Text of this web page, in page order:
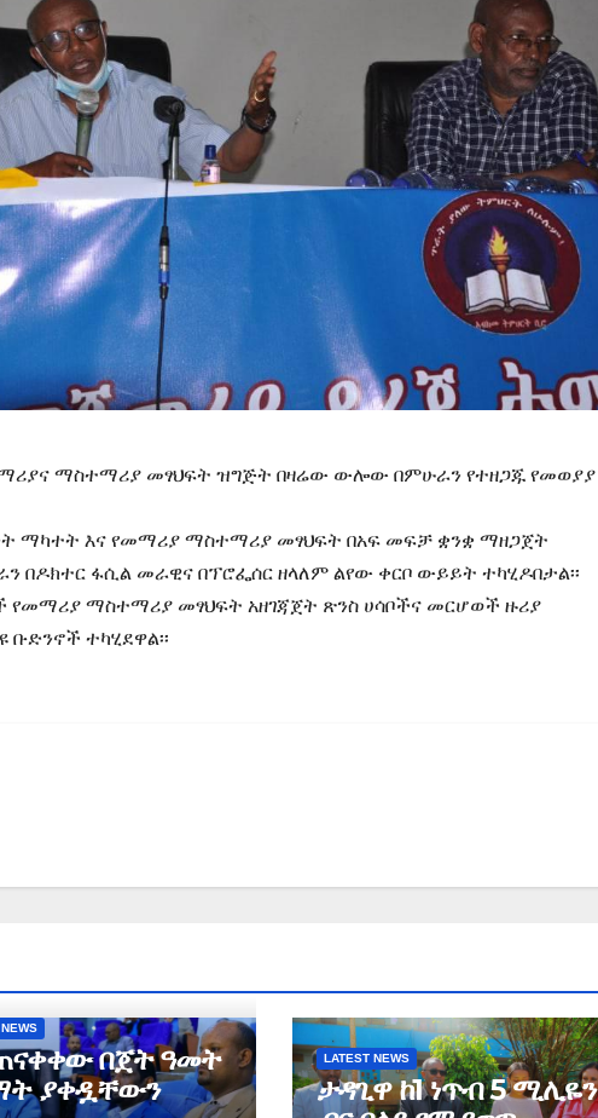
ማስተማሪያ መፃህፍት ዝግጅት በዛሬው ውሎው በምሁራን የተዘጋጁ የመወያያ
ማካተት እና የመማሪያ ማስተማሪያ መፃህፍት በአፍ መፍቻ ቋንቋ ማዘጋጀት
በዶክተር ፋሲል መራዊና በፕሮፌሰር ዘላለም ልየው ቀርቦ ውይይት ተካሂዶበታል፡፡
የመማሪያ ማስተማሪያ መፃህፍት አዘገጃጀት ጽንስ ሀሳቦችና መርሆወች ዙሪያ
ተካሂደዋል፡፡
በጀት ዓመት
ያቀዷቸውን
LATEST NEWS
ታዳጊዋ ከ1 ነጥብ 5 ሚሊዬን